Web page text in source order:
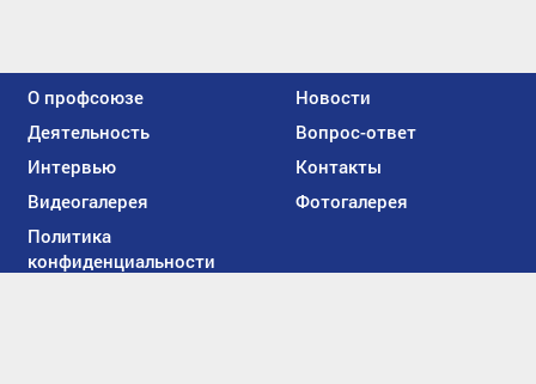
О профсоюзе
Новости
Деятельность
Вопрос-ответ
Интервью
Контакты
Видеогалерея
Фотогалерея
Политика
конфиденциальности